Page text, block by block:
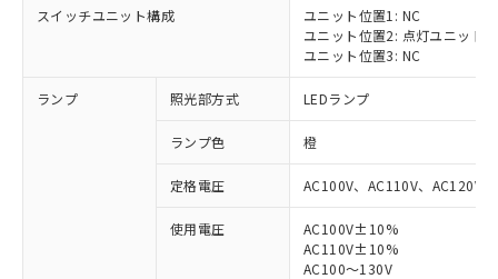
スイッチユニット構成
ユニット位置1: NC
ユニット位置2: 点灯ユニット
ユニット位置3: NC
ランプ 照光部方式 LEDランプ
ランプ色 橙
定格電圧 AC100V、AC110V、AC120V
使用電圧
AC100V±10%
AC110V±10%
AC100～130V